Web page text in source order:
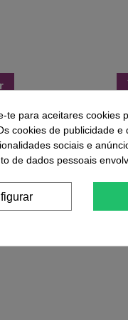
Compraram
Elásticos
te para aceitares cookies
cookies de publicidade
sociais e
de dados pessoais